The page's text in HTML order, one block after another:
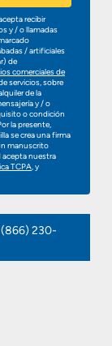
recibir
y / o llamadas
/ artificiales
de
comerciales de
servicios, sobre
de la
y / o
o condición
la presente,
se crea una firma
manuscrito
acepta nuestra
TCPA, y
(866) 230-